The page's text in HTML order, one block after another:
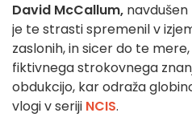
David McCallum,
je te strasti spremenil v
zaslonih, in sicer do te
fiktivnega strokovnega
obdukcijo, kar odraža
vlogi v seriji NCIS.